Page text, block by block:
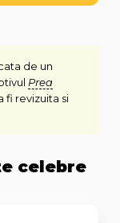
de un
Prea
fi revizuita si
celebre